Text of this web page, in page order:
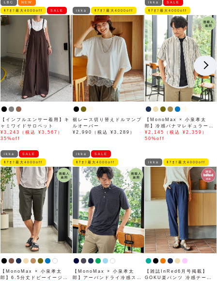
LBC NEW
ﾓｱｵﾌ最大4000off SALE
【インフルエンサー着用】キ
ャミワイドサロペット
¥3,243（税込 ¥3,567）
35%off
ikka ﾓｱｵﾌ最大4000off
裾レース切り替えドルマンプ
ルオーバー
¥2,990（税込 ¥3,289）
ikka SALE
ﾓｱｵﾌ最大4000off
【MonoMax × 小泉孝太
郎】冷感パナマレギュラーカ
ラー半袖シャツ「小泉孝太郎
さん着用モデル」
¥2,145（税込 ¥2,359）
50%off
ikka SALE
ﾓｱｵﾌ最大4000off
【MonoMax × 小泉孝太
郎】6.5分丈ドビーイージー
ikka SALE
ﾓｱｵﾌ最大4000off
【MonoMax × 小泉孝太
郎】アーバンドライ冷感スイ
ikka ﾓｱｵﾌ最大4000off
【雑誌InRed6月号掲載】
GOKU楽パンツ 冷感テーパ